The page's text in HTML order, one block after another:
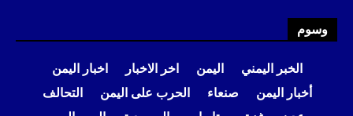
وسوم
الخبر اليمني اليمن اخر الاخبار
اخبار اليمن
أخبار اليمن
صنعاء الحرب على اليمن
التحالف